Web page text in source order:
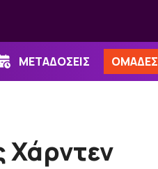
ΜΕΤΑΔΟΣΕΙΣ ΟΜΑΔΕΣ
Χάρντεν